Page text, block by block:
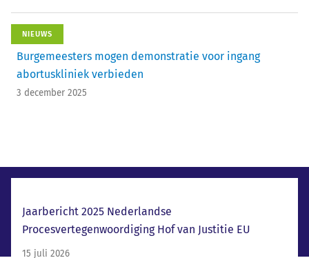
NIEUWS
Burgemeesters mogen demonstratie voor ingang
abortuskliniek verbieden
3 december 2025
Jaarbericht 2025 Nederlandse
Procesvertegenwoordiging Hof van Justitie EU
15 juli 2026